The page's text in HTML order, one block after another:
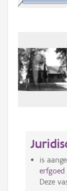
is
erfgoed
Deze